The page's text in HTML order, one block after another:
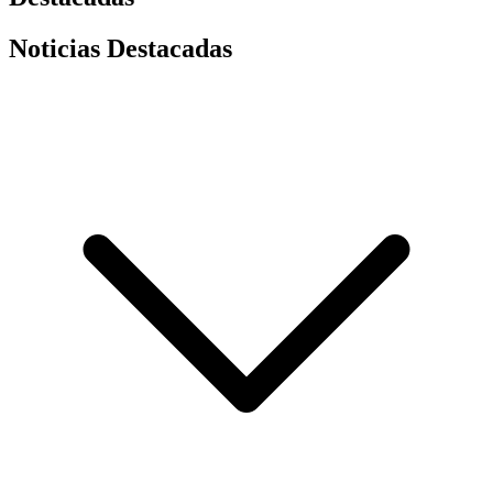
Noticias Destacadas